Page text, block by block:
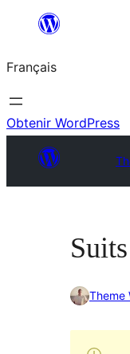
contenu
Français
Obtenir WordPress
Suits
Theme